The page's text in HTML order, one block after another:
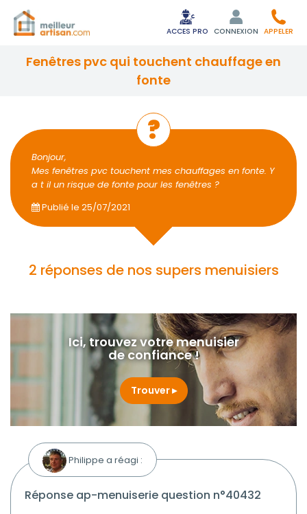
ACCES PRO CONNEXION APPELER
fenêtres pvc qui touchent chauffage en
fonte
Bonjour,
Mes fenêtres pvc touchent mes chauffages en fonte. Y
a t il un risque de fonte pour les fenêtres ?
Publié le 25/07/2021
2 réponses de nos supers menuisiers
Ici, trouvez votre menuisier
de confiance !
Trouver
Philippe a réagi :
réponse ap-menuiserie question n°40432